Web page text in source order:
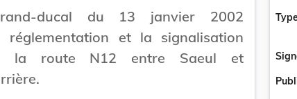
ducal du 13 janvier 2002
réglementation et la signalisation
la route N12 entre Saeul et